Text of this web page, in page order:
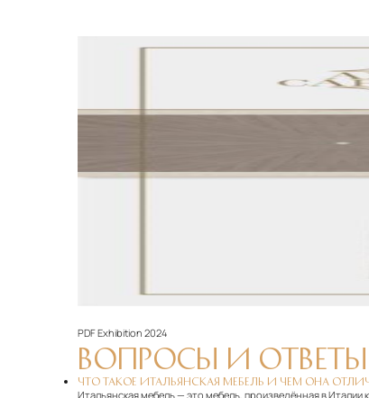
PDFExhibition 2024
ВОПРОСЫ И ОТВЕТЫ
ЧТО ТАКОЕ ИТАЛЬЯНСКАЯ МЕБЕЛЬ И ЧЕМ ОНА
Итальянская мебель — это мебель, произведённая в